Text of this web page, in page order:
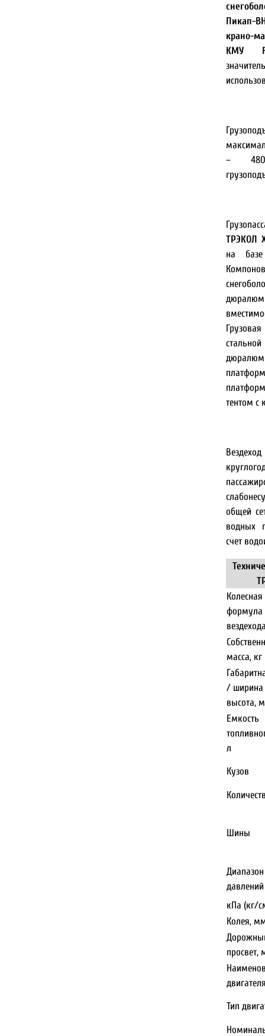
Пикап-
крано-
КМУ
– 480
ТРЭКОЛ
на
тентом с
общей
водных
счет
Колесная
формула
масса, кг
/
высота,
Емкость
л
Кузов
Шины
кПа (кг/
Колея,
просвет,
Тип